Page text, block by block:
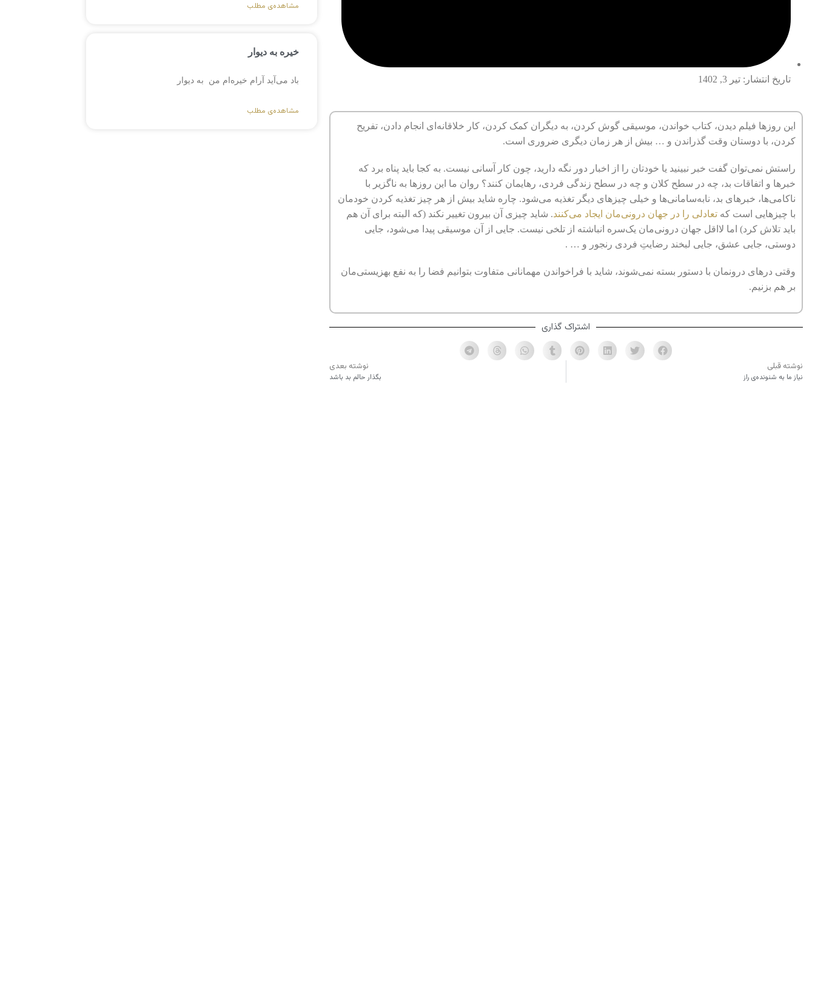
تاریخ انتشار: تیر 3, 1402
این روزها فیلم دیدن، کتاب خواندن، موسیقی گوش کردن، به دیگران کمک کردن، کار خلاقانه‌ای انجام دادن، تفریح
کردن، با دوستان وقت گذراندن و … بیش از هر زمان دیگری ضروری است.
راستش نمی‌توان گفت خبر نبینید یا خودتان را از اخبار دور نگه دارید، چون کار آسانی نیست. به کجا باید پناه برد که
خبرها و اتفاقات بد، چه در سطح کلان و چه در سطح زندگی فردی، رهایمان کنند؟ روان ما این روزها به ناگزیر با
ناکامی‌ها، خبرهای بد، نابه‌سامانی‌ها و خیلی چیزهای دیگر تغذیه می‌شود. چاره شاید بیش از هر چیز تغذیه کردن خودمان
با چیزهایی است که تعادلی را در جهان درونی‌مان ایجاد می‌کنند. شاید چیزی آن بیرون تغییر نکند (که البته برای آن هم
باید تلاش کرد) اما لااقل جهان درونی‌مان یک‌سره انباشته از تلخی نیست. جایی از آن موسیقی پیدا می‌شود، جایی
دوستی، جایی عشق، جایی لبخند رضایتِ فردی رنجور و … .
وقتی درهای درونمان با دستور بسته نمی‌شوند، شاید با فراخواندن مهمانانی متفاوت بتوانیم فضا را به نفع بهزیستی‌مان
بر هم بزنیم‌.
اشتراک گذاری
نوشته قبلی
نیاز ما به شنونده‌ی راز
نوشته بعدی
بگذار حالم بد باشد
مشاهده‌ی مطلب
خیره به دیوار
باد می‌آید آرام خیره‌ام من به دیوار
مشاهده‌ی مطلب